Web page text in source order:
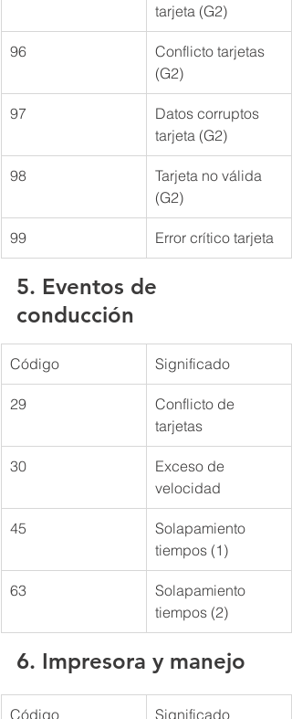
tarjeta (G2)
96
Conflicto tarjetas
(G2)
97
Datos corruptos
tarjeta (G2)
98
Tarjeta no válida
(G2)
99 Error crítico tarjeta
5. Eventos de
conducción
Código Significado
29
Conflicto de
tarjetas
30
Exceso de
velocidad
45
Solapamiento
tiempos (1)
63
Solapamiento
tiempos (2)
6. Impresora y manejo
Código Significado